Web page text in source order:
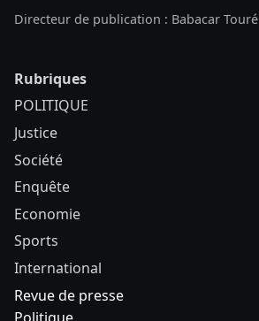
Directeur de publication : Babacar Touré
Rubriques
POLITIQUE
Justice
Société
Enquête
Economie
Sports
International
Revue de presse
Politique